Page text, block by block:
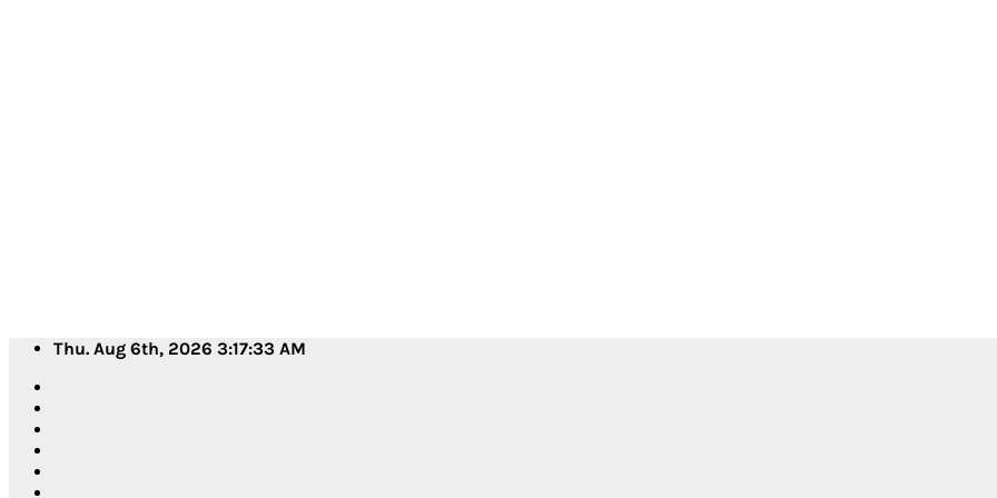
Skip
content
Thu. Aug 6th, 2026 3:17:35 AM